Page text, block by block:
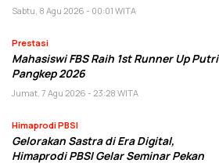
Sabtu, 8 Agu 2026 - 00:01 WITA
Prestasi
Mahasiswi FBS Raih 1st Runner Up Putri
Pangkep 2026
Jumat, 7 Agu 2026 - 23:28 WITA
Himaprodi PBSI
Gelorakan Sastra di Era Digital,
Himaprodi PBSI Gelar Seminar Pekan